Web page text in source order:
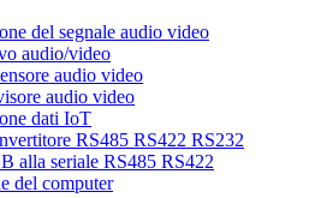
del segnale audio video
audio/video
audio video
audio video
dati IoT
RS485 RS422 RS232
alla seriale RS485 RS422
del computer